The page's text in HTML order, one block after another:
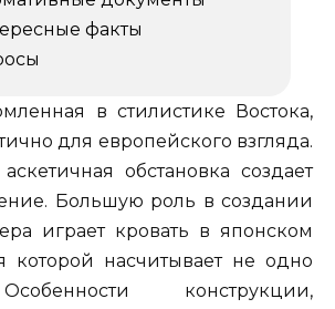
факты
в стилистике Востока,
для европейского взгляда.
обстановка создает
Большую роль в создании
играет кровать в японском
которой насчитывает не одно
конструкции,